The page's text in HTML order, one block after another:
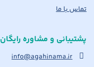
تماس با ما
پشتیبانی و مشاوره رایگان
info@agahinama.ir